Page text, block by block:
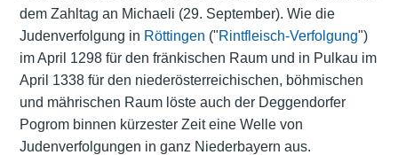
dem Zahltag an Michaeli (29. September). Wie die
Judenverfolgung in Röttingen ("Rintfleisch-Verfolgung")
im April 1298 für den fränkischen Raum und in Pulkau im
April 1338 für den niederösterreichischen, böhmischen
und mährischen Raum löste auch der Deggendorfer
Pogrom binnen kürzester Zeit eine Welle von
Judenverfolgungen in ganz Niederbayern aus.